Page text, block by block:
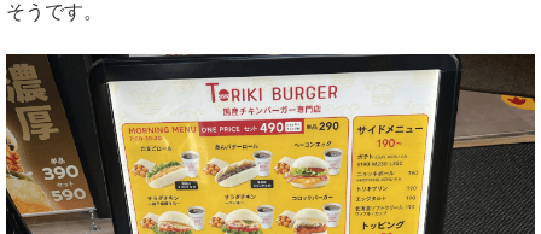
そうです。